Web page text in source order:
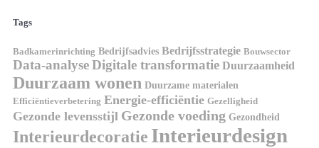
Tags
Badkamerinrichting Bedrijfsadvies Bedrijfsstrategie Bouwsector
Data-analyseDigitale transformatie Duurzaamheid
Duurzaam wonen Duurzame materialen
Efficiëntieverbetering Energie-efficiëntie Gezelligheid
Gezonde levensstijl Gezonde voeding Gezondheid
Interieurdecoratie Interieurdesign